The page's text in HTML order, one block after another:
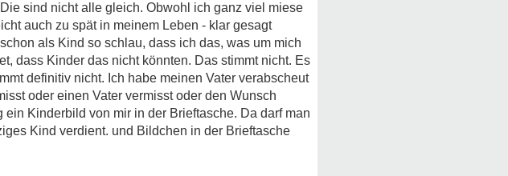
sind nicht alle gleich. Obwohl ich ganz viel miese
auch zu spät in meinem Leben - klar gesagt
als Kind so schlau, dass ich das, was um mich
dass Kinder das nicht könnten. Das stimmt nicht. Es
definitiv nicht. Ich habe meinen Vater verabscheut
oder einen Vater vermisst oder den Wunsch
Kinderbild von mir in der Brieftasche. Da darf man
Kind verdient. und Bildchen in der Brieftasche